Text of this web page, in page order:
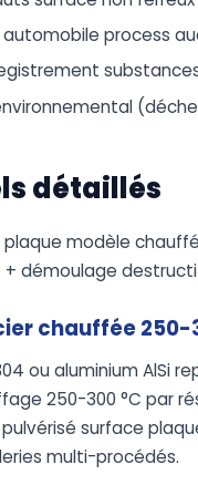
automobile process
détaillés
modèle
démoulage
chauffée 250-
ou aluminium AlSi
250-300 °C par
surface
multi-procédés.